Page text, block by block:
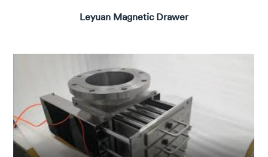
Leyuan Magnetic Drawer